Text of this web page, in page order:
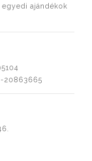
ajándékok
20863665